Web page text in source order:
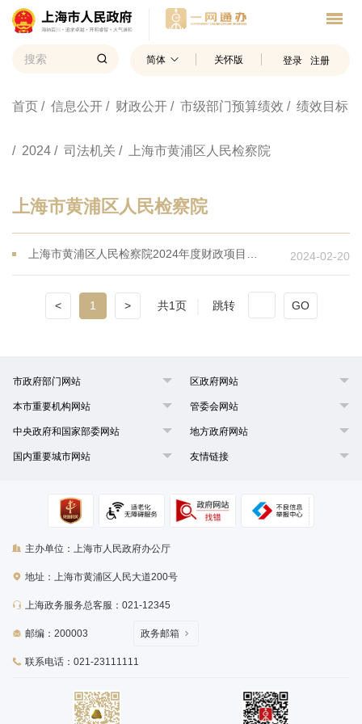
简体 关怀版 登录 注册
首页 / 信息公开 / 财政公开 / 市级部门预算绩效 / 绩效目标
/ 2024 / 司法机关 / 上海市黄浦区人民检察院
上海市黄浦区人民检察院
2024-02-20
< 1 > 共1页 跳转 GO
市政府部门网站 区政府网站
本市重要机构网站 管委会网站
中央政府和国家部委网站 地方政府网站
国内重要城市网站 友情链接
主办单位：上海市人民政府办公厅
地址：上海市黄浦区人民大道200号
上海政务服务总客服：021-12345
邮编：200003
联系电话：021-23111111
政务邮箱